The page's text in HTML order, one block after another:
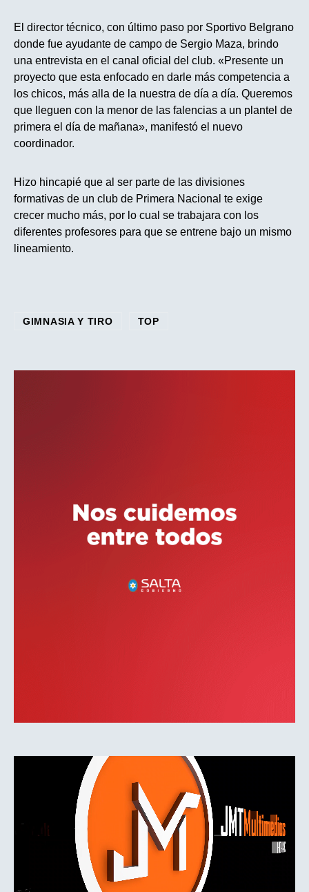
El director técnico, con último paso por Sportivo Belgrano
donde fue ayudante de campo de Sergio Maza, brindo
una entrevista en el canal oficial del club. «Presente un
proyecto que esta enfocado en darle más competencia a
los chicos, más alla de la nuestra de día a día. Queremos
que lleguen con la menor de las falencias a un plantel de
primera el día de mañana», manifestó el nuevo
coordinador.
Hizo hincapié que al ser parte de las divisiones
formativas de un club de Primera Nacional te exige
crecer mucho más, por lo cual se trabajara con los
diferentes profesores para que se entrene bajo un mismo
lineamiento.
GIMNASIA Y TIRO TOP